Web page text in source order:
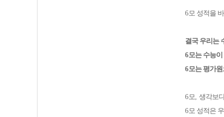
6모 성적을
결국 우리는
6모는 수능
6모는 평가
6모 생각보
6모 성적은